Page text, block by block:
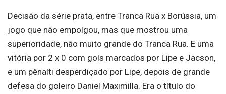
Decisão da série prata, entre Tranca Rua x Borússia, um
jogo que não empolgou, mas que mostrou uma
superioridade, não muito grande do Tranca Rua. E uma
vitória por 2 x 0 com gols marcados por Lipe e Jacson,
e um pênalti desperdiçado por Lipe, depois de grande
defesa do goleiro Daniel Maximilla. Era o título do